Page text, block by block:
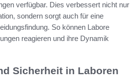
verfügbar. Dies verbessert nicht nur
sondern sorgt auch für eine
So können Labore
reagieren und ihre Dynamik
Sicherheit in Laboren